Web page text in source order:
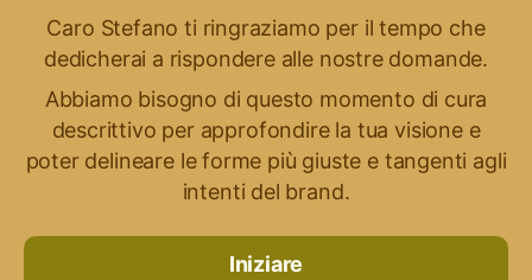
Caro Stefano ti ringraziamo per il tempo che
dedicherai a rispondere alle nostre domande.
Abbiamo bisogno di questo momento di cura
descrittivo per approfondire la tua visione e
poter delineare le forme più giuste e tangenti agli
intenti del brand.
Iniziare